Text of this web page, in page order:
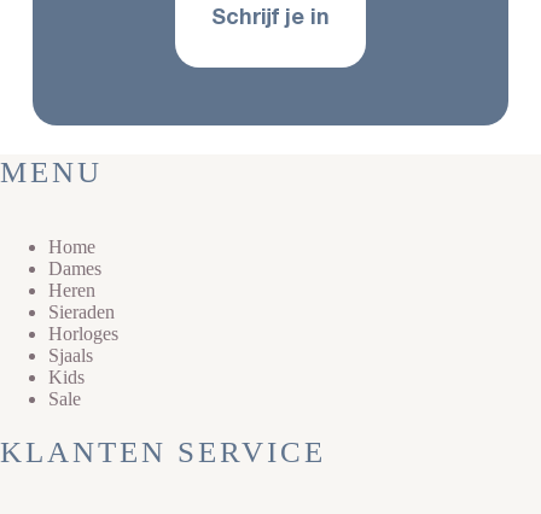
MENU
Home
Dames
Heren
Sieraden
Horloges
Sjaals
Kids
Sale
KLANTEN SERVICE